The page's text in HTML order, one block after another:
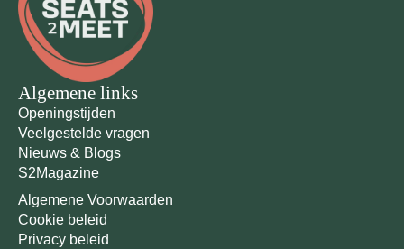
Algemene links
Openingstijden
Veelgestelde vragen
Nieuws & Blogs
S2Magazine
Algemene Voorwaarden
Cookie beleid
Privacy beleid